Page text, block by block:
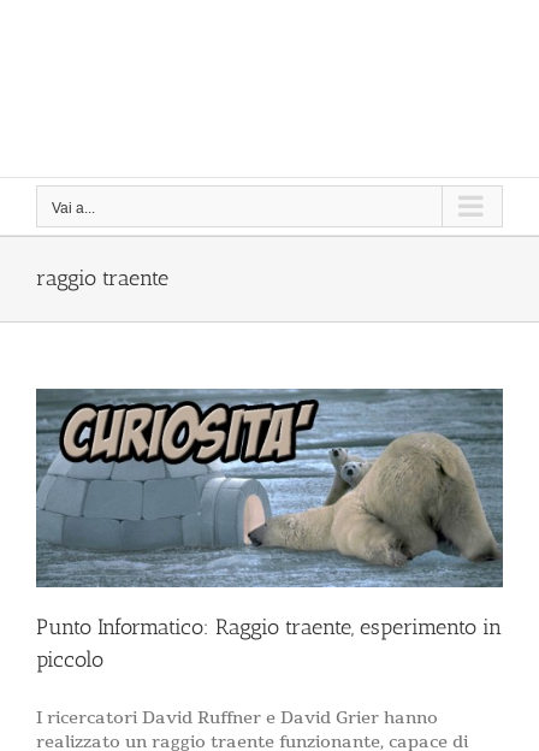
Vai a...
raggio traente
Punto Informatico: Raggio traente, esperimento in
piccolo
I ricercatori David Ruffner e David Grier hanno
realizzato un raggio traente funzionante, capace di